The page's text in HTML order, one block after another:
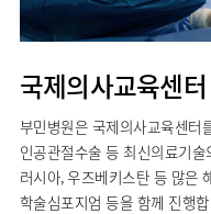
국제진료센터
임상시험센터
소아골절센터
소아청소년과
비뇨의학과
가정의학과
마취통증의학과
응급의학과
오시는길
소개
외래진료
안내
국제의사교육센터
부민병원은 국제의사교육센터
인공관절수술 등 최신의료기
러시아, 우즈베키스탄 등 많은
학술심포지엄 등을 함께 진행